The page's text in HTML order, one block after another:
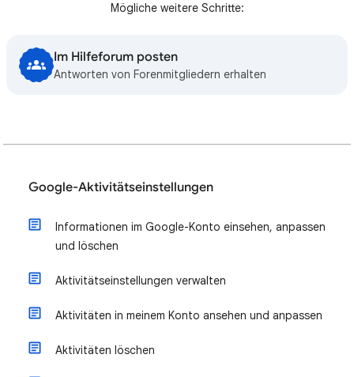
Mögliche weitere Schritte:
Im Hilfeforum posten
Antworten von Forenmitgliedern erhalten
Google-Aktivitätseinstellungen
Informationen im Google-Konto einsehen, anpassen
und löschen
Aktivitätseinstellungen verwalten
Aktivitäten in meinem Konto ansehen und anpassen
Aktivitäten löschen